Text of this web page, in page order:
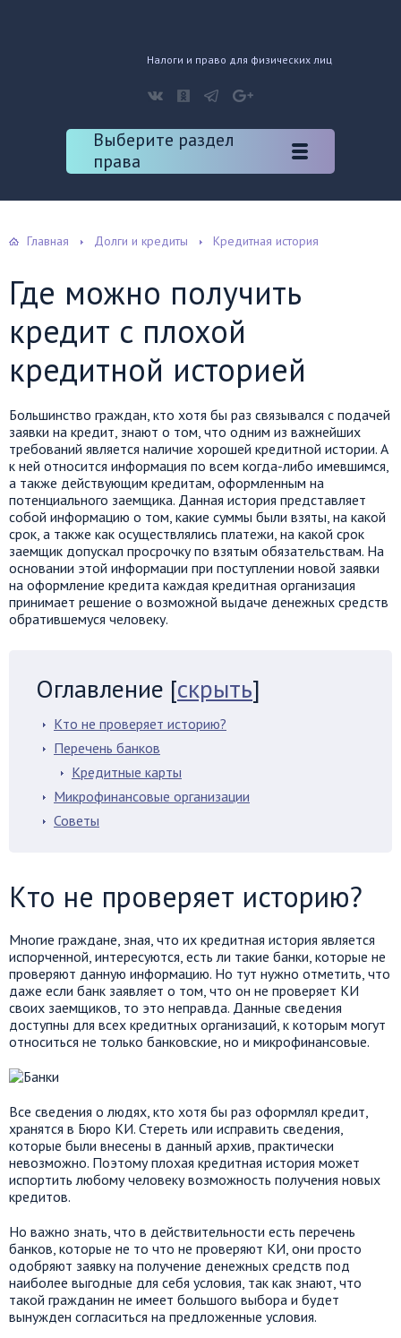
Налоги и право для физических лиц
Выберите раздел
права
Главная Долги и кредиты Кредитная история
Где можно получить
кредит с плохой
кредитной историей
Большинство граждан, кто хотя бы раз связывался с подачей
заявки на кредит, знают о том, что одним из важнейших
требований является наличие хорошей кредитной истории. А
к ней относится информация по всем когда-либо имевшимся,
а также действующим кредитам, оформленным на
потенциального заемщика. Данная история представляет
собой информацию о том, какие суммы были взяты, на какой
срок, а также как осуществлялись платежи, на какой срок
заемщик допускал просрочку по взятым обязательствам. На
основании этой информации при поступлении новой заявки
на оформление кредита каждая кредитная организация
принимает решение о возможной выдаче денежных средств
обратившемуся человеку.
Оглавление [скрыть]
Кто не проверяет историю?
Перечень банков
Кредитные карты
Микрофинансовые организации
Советы
Кто не проверяет историю?
Многие граждане, зная, что их кредитная история является
испорченной, интересуются, есть ли такие банки, которые не
проверяют данную информацию. Но тут нужно отметить, что
даже если банк заявляет о том, что он не проверяет КИ
своих заемщиков, то это неправда. Данные сведения
доступны для всех кредитных организаций, к которым могут
относиться не только банковские, но и микрофинансовые.
Все сведения о людях, кто хотя бы раз оформлял кредит,
хранятся в Бюро КИ. Стереть или исправить сведения,
которые были внесены в данный архив, практически
невозможно. Поэтому плохая кредитная история может
испортить любому человеку возможность получения новых
кредитов.
Но важно знать, что в действительности есть перечень
банков, которые не то что не проверяют КИ, они просто
одобряют заявку на получение денежных средств под
наиболее выгодные для себя условия, так как знают, что
такой гражданин не имеет большого выбора и будет
вынужден согласиться на предложенные условия.